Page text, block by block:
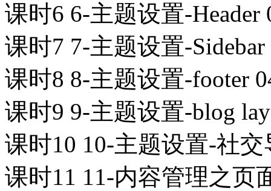
课时6 6-主题设置-Header
课时7 7-主题设置-Sidebar
课时8 8-主题设置-footer
课时9 9-主题设置-blog
课时10 10-主题设置-社
课时11 11-内容管理之页